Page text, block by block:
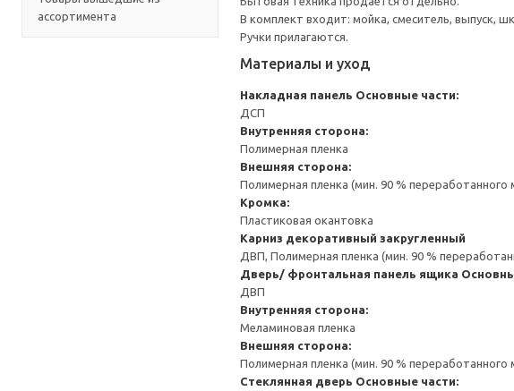
ассортимента
В комплект входит: мойка, смеситель, выпуск,
Ручки прилагаются.
Материалы и уход
Накладная панель Основные части:
ДСП
Внутренняя сторона:
Полимерная пленка
Внешняя сторона:
Полимерная пленка (мин. 90 % переработанного
Кромка:
Пластиковая окантовка
Карниз декоративный закругленный
ДВП, Полимерная пленка (мин. 90 %
Дверь/ фронтальная панель ящика
ДВП
Внутренняя сторона:
Меламиновая пленка
Внешняя сторона:
Полимерная пленка (мин. 90 % переработанного
Стеклянная дверь Основные части: